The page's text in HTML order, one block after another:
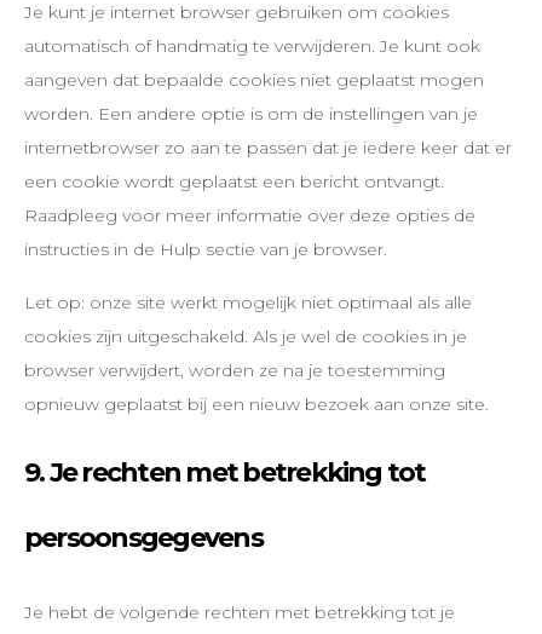
Je kunt je internet browser gebruiken om cookies
automatisch of handmatig te verwijderen. Je kunt ook
aangeven dat bepaalde cookies niet geplaatst mogen
worden. Een andere optie is om de instellingen van je
internetbrowser zo aan te passen dat je iedere keer dat er
een cookie wordt geplaatst een bericht ontvangt.
Raadpleeg voor meer informatie over deze opties de
instructies in de Hulp sectie van je browser.
Let op: onze site werkt mogelijk niet optimaal als alle
cookies zijn uitgeschakeld. Als je wel de cookies in je
browser verwijdert, worden ze na je toestemming
opnieuw geplaatst bij een nieuw bezoek aan onze site.
9. Je rechten met betrekking tot
persoonsgegevens
Je hebt de volgende rechten met betrekking tot je